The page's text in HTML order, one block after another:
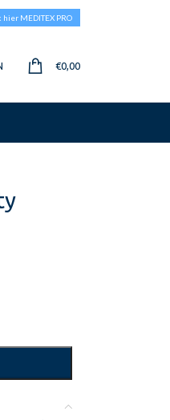
MEDITEX PRO
€0,00